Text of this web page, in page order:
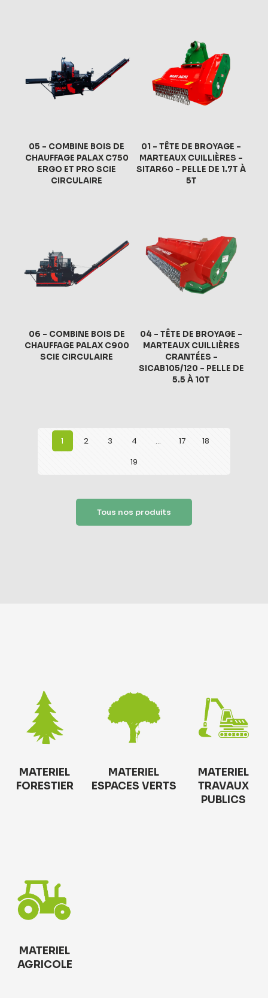
05 – COMBINE BOIS DE
CHAUFFAGE PALAX C750
ERGO ET PRO SCIE
CIRCULAIRE
01 – TÊTE DE BROYAGE –
MARTEAUX CUILLIÈRES –
SITAR60 – PELLE DE 1.7T À
5T
06 – COMBINE BOIS DE
CHAUFFAGE PALAX C900
SCIE CIRCULAIRE
04 – TÊTE DE BROYAGE –
MARTEAUX CUILLIÈRES
CRANTÉES –
SICAB105/120 – PELLE DE
5.5 À 10T
1 2 3 4 … 17
18
19
Tous nos produits
MATERIEL
FORESTIER
MATERIEL
ESPACES VERTS
MATERIEL
TRAVAUX
PUBLICS
MATERIEL
AGRICOLE